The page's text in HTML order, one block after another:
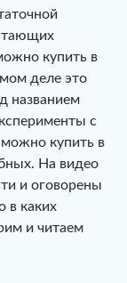
купить в
деле это
названием
с
купить в
На видео
и оговорены
в каких
и читаем